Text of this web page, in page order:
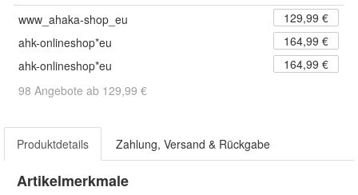
www_ahaka-shop_eu
129,99 €
ahk-onlineshop*eu
164,99 €
ahk-onlineshop*eu
164,99 €
98 Angebote ab 129,99 €
Produktdetails Zahlung, Versand & Rückgabe
Artikelmerkmale